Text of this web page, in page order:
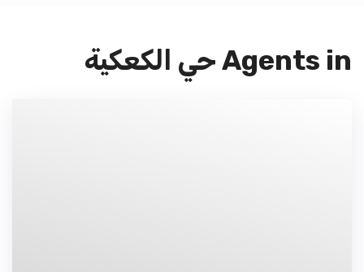
Agents in حي الكعكية